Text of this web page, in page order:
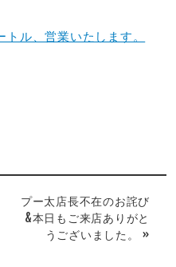
ル、営業いたします。
プー太店長不在のお詫び
&本日もご来店ありがと
うございました。 »